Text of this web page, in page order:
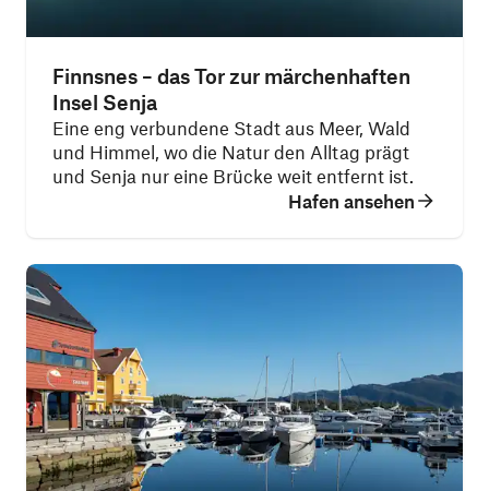
Finnsnes – das Tor zur märchenhaften
Insel Senja
Eine eng verbundene Stadt aus Meer, Wald
und Himmel, wo die Natur den Alltag prägt
und Senja nur eine Brücke weit entfernt ist.
Hafen ansehen